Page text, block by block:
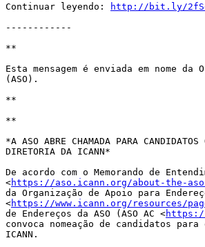
Continuar leyendo:
http://bit.ly/
------------
**
Esta mensagem é enviada em nome
(ASO).
**
**
*A ASO ABRE CHAMADA PARA
DIRETORIA DA ICANN*
De acordo com o Memorando de
<https://aso.icann.org/about-the-aso/
da Organização de Apoio para
<https://www.icann.org/resources/
de Endereços da ASO (ASO AC <
convoca nomeação de candidatos
ICANN.